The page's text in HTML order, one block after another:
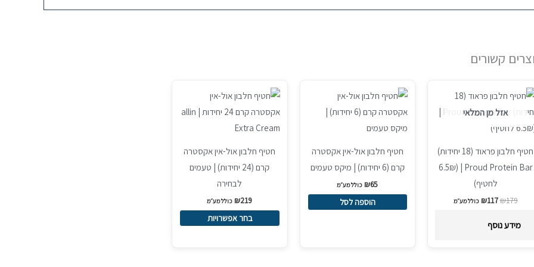
קשורים
אזל מן המלאי
חטיף חלבון פראוד (18 יחידות)
Proud Protein Bar | (6.5₪
לחטיף)
₪179
המקורי
₪179.
₪117
הנוכחי
₪117.
כולל מע״מ
מידע נוסף
חטיף חלבון אול-אין אקסטרה
קרם (6 יחידות) | מיקס טעמים
₪65 כולל מע״מ
הוספה לסל
חטיף חלבון אול-אין אקסטרה
קרם (24 יחידות) | טעמים
לבחירה
₪219 כולל מע״מ
בחר אפשרויות
למוצר
סוגים.
ניתן
האפשרויות